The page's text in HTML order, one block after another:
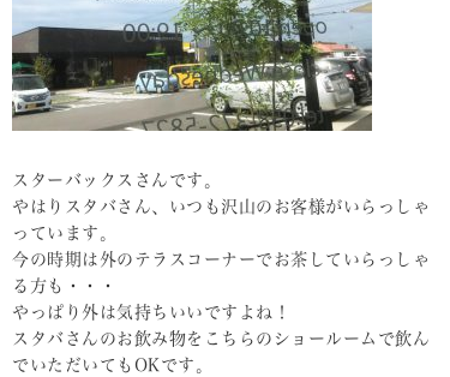
スターバックスさんです。
やはりスタバさん、いつも沢山のお客様がいらっしゃ
っています。
今の時期は外のテラスコーナーでお茶していらっしゃ
る方も・・・
やっぱり外は気持ちいいですよね！
スタバさんのお飲み物をこちらのショールームで飲ん
でいただいてもOKです。